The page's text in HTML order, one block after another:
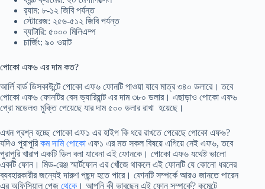
র‍্যাম: ৮-১২ জিবি পর্যন্ত
স্টোরেজ: ২৫৬-৫১২ জিবি পর্যন্ত
ব্যাটারি: ৫০০০ মিলিএম্প
চার্জিং: ৯০ ওয়াট
পোকো এফ৬ এর দাম কত?
আর্লি বার্ড ডিসকাউন্টে পোকো এফ৬ ফোনটি পাওয়া যাবে মাত্র ৩৪০ ডলারে। তবে
পোকো এফ৬ ফোনটির বেস ভ্যারিয়ান্ট এর দাম ৩৮০ ডলার। এছাড়াও পোকো এফ৬
প্রো মডেলও মুক্তি পেয়েছে যার দাম ৫০০ ডলার রাখা হয়েছে।
এখন প্রশ্ন হচ্ছে পোকো এফ১ এর হাইপ কি ধরে রাখতে পেরেছে পোকো এফ৬?
যদিও পুরাপুরিকম দামি পোকো এফ১ এর মত সকল বিষয়ে এগিয়ে নেই এফ৬, তবে
পুরাপুরি খারাপ একটি ডিল বলা যাবেনা এই ফোনকে। পোকো এফ৬ যথেষ্ট ভালো
একটি ফোন। মিড-রেঞ্জ স্মার্টফোন এর খোঁজে থাকলে এই ফোনটি যে কোনো ধরনের
ব্যবহারকারীর জন্যেই দারুণ পছন্দ হতে পারে। ফোনটি সম্পর্কে আরও জানতে পারেন
এর অফিসিয়াল পেজ থেকে । আপনি কী ভাবছেন এই ফোন সম্পর্কে? কমেন্টে